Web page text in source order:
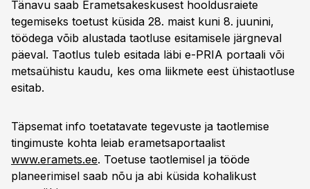
Tänavu saab Erametsakeskusest hooldusraiete
tegemiseks toetust küsida 28. maist kuni 8. juunini,
töödega võib alustada taotluse esitamisele järgneval
päeval. Taotlus tuleb esitada läbi e-PRIA portaali või
metsaühistu kaudu, kes oma liikmete eest ühistaotluse
esitab.
Täpsemat info toetatavate tegevuste ja taotlemise
tingimuste kohta leiab erametsaportaalist
www.eramets.ee. Toetuse taotlemisel ja tööde
planeerimisel saab nõu ja abi küsida kohalikust